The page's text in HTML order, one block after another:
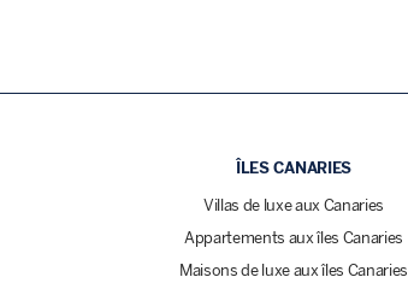
ÎLES CANARIES
Villas de luxe aux Canaries
Appartements aux îles Canaries
Maisons de luxe aux îles Canaries